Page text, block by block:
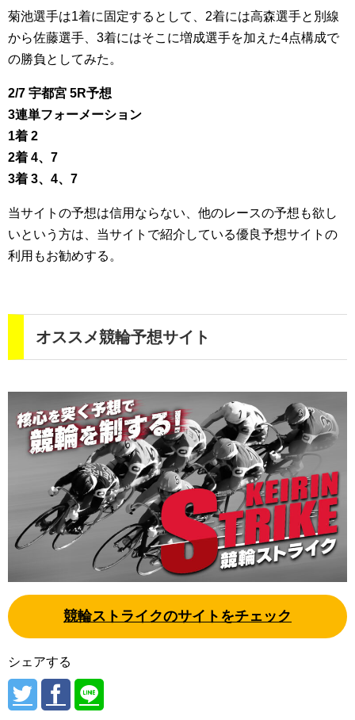
菊池選手は1着に固定するとして、2着には高森選手と別線
から佐藤選手、3着にはそこに増成選手を加えた4点構成で
の勝負としてみた。
2/7 宇都宮 5R予想
3連単フォーメーション
1着 2
2着 4、7
3着 3、4、7
当サイトの予想は信用ならない、他のレースの予想も欲し
いという方は、当サイトで紹介している優良予想サイトの
利用もお勧めする。
オススメ競輪予想サイト
競輪ストライクのサイトをチェック
シェアする